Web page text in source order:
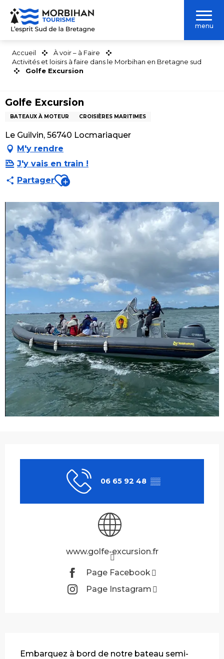
Aller
contenu
menu
Accueil
À voir – à Faire
Activités et loisirs à faire dans le Morbihan en Bretagne sud
Golfe Excursion
Golfe Excursion
BATEAUX À MOTEUR CROISIÈRES MARITIMES
Le Guilvin, 56740 Locmariaquer
M'y rendre
J'y vais en train !
PartagerAjouter aux favoris
06 65 92 48 ▒▒
www.golfe-excursion.fr
Page Facebook
Page Instagram
Embarquez à bord de notre bateau semi-